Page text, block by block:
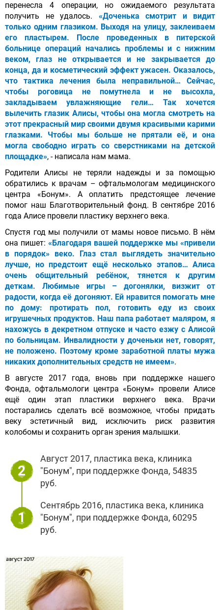
перенесла 4 операции, но ожидаемого результата
получить не удалось. «Доченька смотрит и видит
только одним глазиком. Выходя на улицу, заклеиваем
его пластырем. После проведенных в питерской
больнице операций начались проблемы и с нижним
веком, глаз не открывается и не закрывается до
конца, да и косметический эффект ужасен. Оказалось,
что тактика лечения была неправильной… Сейчас,
чтобы роговица не помутнела и не высохла,
закладываем увлажняющие гели… Так хочется
вылечить глазик Алисы, чтобы она могла смотреть на
этот прекрасный мир своими двумя красивыми карими
глазками. Чтобы мы больше не прятали её, и она
могла свободно играть со сверстниками на детской
площадке», - написала нам мама.
Родители Алисы не теряли надежды и за помощью
обратились к врачам – офтальмологам медицинского
центра «Бонум». А оплатить предстоящее лечение
помог наш Благотворительный фонд. В сентябре 2016
года Алисе провели пластику верхнего века.
Спустя год мы получили от мамы новое письмо. В нём
она пишет: «Благодаря вашей поддержке мы «привели
в порядок» веко. Глаз стал выглядеть значительно
лучше, но предстоит ещё несколько этапов… Алиса
очень общительный ребёнок, тянется к другим
деткам. Любимые игры – догонялки, визжит от
радости, когда её догоняют. Ей нравится помогать мне
по дому: протирать пол, готовить еду из своих
игрушечных продуктов. Наш папа работает маляром, я
нахожусь в декретном отпуске и часто езжу с Алисой
по больницам. Инвалидности у доченьки нет, говорят,
не положено. Поэтому кроме заработной платы мужа
никаких дополнительных средств не имеем».
В августе 2017 года, вновь при поддержке нашего
Фонда, офтальмологи центра «Бонум» провели Алисе
ещё один этап пластики верхнего века. Врачи
постарались сделать всё возможное, чтобы придать
веку эстетичный вид, исключить риск развития
колобомы и сохранить орган зрения малышки.
2
Август 2017, пластика века, клиника
"Бонум", при поддержке Фонда, 54835
руб.
1
Сентябрь 2016, пластика века, клиника
"Бонум", при поддержке Фонда, 60295
руб.